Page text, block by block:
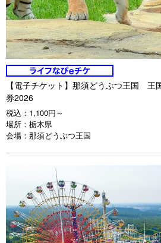
【電子チケット】那須どうぶつ王国 王
券2026
税込： 1,100円～
場所： 栃木県
会場： 那須どうぶつ王国